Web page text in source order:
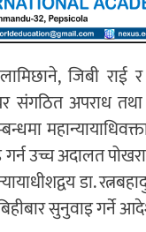
,जिबी राई
संगठित अपराध
उच्च अदालत पोखरा
डा.
सुनुवाइ गर्ने